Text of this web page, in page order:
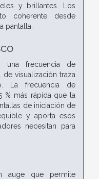
y brillantes. Los
coherente desde
pantalla.
una frecuencia de
visualización traza
La frecuencia de
% más rápida que la
de iniciación de
y aporta esos
necesitan para
auge que permite